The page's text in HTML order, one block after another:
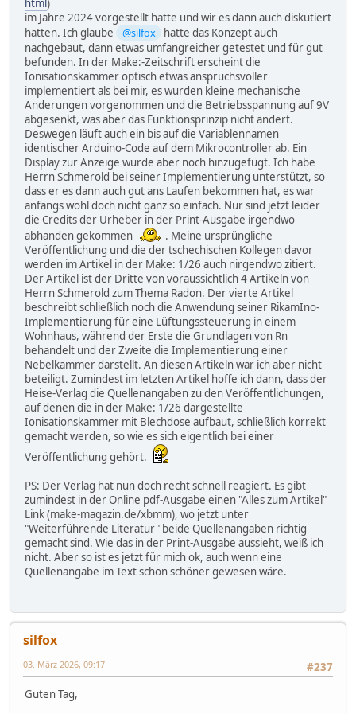
html )
im Jahre 2024 vorgestellt hatte und wir es dann auch diskutiert
hatten. Ich glaube
@silfox
hatte das Konzept auch
nachgebaut, dann etwas umfangreicher getestet und für gut
befunden. In der Make:-Zeitschrift erscheint die
Ionisationskammer optisch etwas anspruchsvoller
implementiert als bei mir, es wurden kleine mechanische
Änderungen vorgenommen und die Betriebsspannung auf 9V
abgesenkt, was aber das Funktionsprinzip nicht ändert.
Deswegen läuft auch ein bis auf die Variablennamen
identischer Arduino-Code auf dem Mikrocontroller ab. Ein
Display zur Anzeige wurde aber noch hinzugefügt. Ich habe
Herrn Schmerold bei seiner Implementierung unterstützt, so
dass er es dann auch gut ans Laufen bekommen hat, es war
anfangs wohl doch nicht ganz so einfach. Nur sind jetzt leider
die Credits der Urheber in der Print-Ausgabe irgendwo
abhanden gekommen
. Meine ursprüngliche
Veröffentlichung und die der tschechischen Kollegen davor
werden im Artikel in der Make: 1/26 auch nirgendwo zitiert.
Der Artikel ist der Dritte von voraussichtlich 4 Artikeln von
Herrn Schmerold zum Thema Radon. Der vierte Artikel
beschreibt schließlich noch die Anwendung seiner RikamIno-
Implementierung für eine Lüftungssteuerung in einem
Wohnhaus, während der Erste die Grundlagen von Rn
behandelt und der Zweite die Implementierung einer
Nebelkammer darstellt. An diesen Artikeln war ich aber nicht
beteiligt. Zumindest im letzten Artikel hoffe ich dann, dass der
Heise-Verlag die Quellenangaben zu den Veröffentlichungen,
auf denen die in der Make: 1/26 dargestellte
Ionisationskammer mit Blechdose aufbaut, schließlich korrekt
gemacht werden, so wie es sich eigentlich bei einer
Veröffentlichung gehört.
PS: Der Verlag hat nun doch recht schnell reagiert. Es gibt
zumindest in der Online pdf-Ausgabe einen "Alles zum Artikel"
Link (make-magazin.de/xbmm), wo jetzt unter
"Weiterführende Literatur" beide Quellenangaben richtig
gemacht sind. Wie das in der Print-Ausgabe aussieht, weiß ich
nicht. Aber so ist es jetzt für mich ok, auch wenn eine
Quellenangabe im Text schon schöner gewesen wäre.
silfox
#237
03. März 2026, 09:17
Guten Tag,